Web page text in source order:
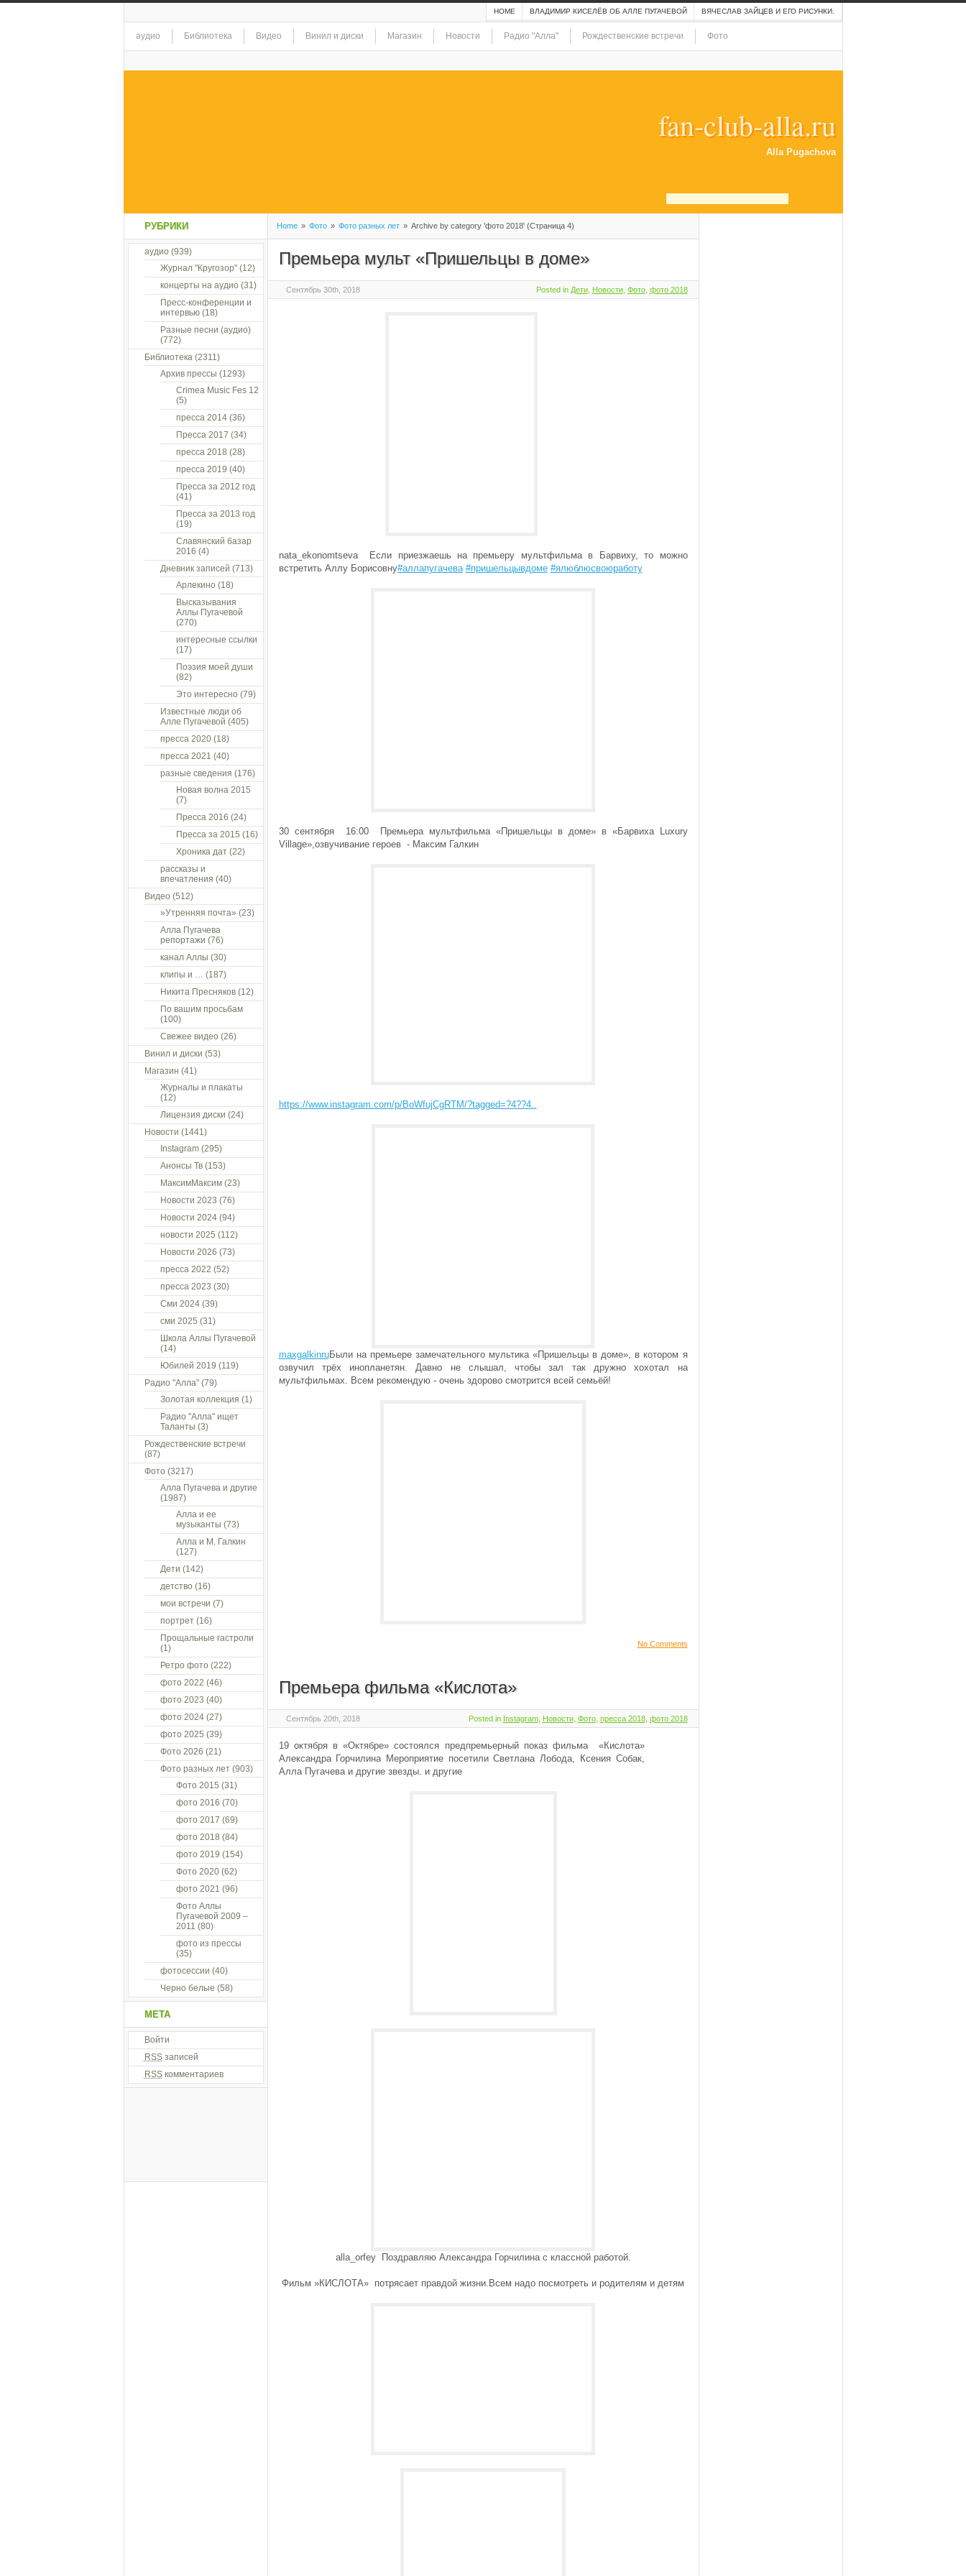
fan-club-alla.ru
Alla Pugachova
HOME ВЛАДИМИР КИСЕЛЁВ ОБ АЛЛЕ ПУГАЧЕВОЙ ВЯЧЕСЛАВ ЗАЙЦЕВ И ЕГО РИСУНКИ.
аудио Библиотека Видео Винил и диски Магазин Новости Радио "Алла" Рождественские встречи Фото
Home » Фото » Фото разных лет » Archive by category 'фото 2018' (Страница 4)
Премьера мульт «Пришельцы в доме»
Сентябрь 30th, 2018 Posted in Дети, Новости, Фото, фото 2018
nata_ekonomtseva Если приезжаешь на премьеру мультфильма в Барвиху, то можно
встретить Аллу Борисовну#аллапугачева #пришельцывдоме #ялюблюсвоюработу
30 сентября 16:00 Премьера мультфильма «Пришельцы в доме» в «Барвиха Luxury
Village»,озвучивание героев - Максим Галкин
https://www.instagram.com/p/BoWfujCgRTM/?tagged=?4??4..
maxgalkinruБыли на премьере замечательного мультика «Пришельцы в доме», в котором я
озвучил трёх инопланетян. Давно не слышал, чтобы зал так дружно хохотал на
мультфильмах. Всем рекомендую - очень здорово смотрится всей семьёй!
No Comments
Премьера фильма «Кислота»
Сентябрь 20th, 2018 Posted in Instagram, Новости, Фото, пресса 2018, фото 2018
19 октября в «Октябре» состоялся предпремьерный показ фильма «Кислота»
Александра Горчилина Мероприятие посетили Светлана Лобода, Ксения Собак,
Алла Пугачева и другие звезды. и другие
alla_orfey Поздравляю Александра Горчилина с классной работой.
Фильм »КИСЛОТА» потрясает правдой жизни.Всем надо посмотреть и родителям и детям
РУБРИКИ
аудио (939)
Журнал "Кругозор"(12)
концерты на аудио (31)
Пресс-конференции и
интервью(18)
Разные песни (аудио)
(772)
Библиотека(2311)
Архив прессы (1293)
Crimea Music Fes 12
(5)
пресса 2014(36)
Пресса 2017 (34)
пресса 2018 (28)
пресса 2019 (40)
Пресса за 2012 год
(41)
Пресса за 2013 год
(19)
Славянский базар
2016 (4)
Дневник записей (713)
Арлекино (18)
Высказывания
Аллы Пугачевой
(270)
интересные ссылки
(17)
Поэзия моей души
(82)
Это интересно (79)
Известные люди об
Алле Пугачевой (405)
пресса 2020(18)
пресса 2021 (40)
разные сведения (176)
Новая волна 2015
(7)
Пресса 2016 (24)
Пресса за 2015 (16)
Хроника дат(22)
рассказы и
впечатления (40)
Видео (512)
»Утренняя почта» (23)
Алла Пугачева
репортажи (76)
канал Аллы (30)
клипы и … (187)
Никита Пресняков(12)
По вашим просьбам
(100)
Свежее видео (26)
Винил и диски (53)
Магазин (41)
Журналы и плакаты
(12)
Лицензия диски (24)
Новости (1441)
Instagram(295)
Анонсы Тв(153)
МаксимМаксим(23)
Новости 2023 (76)
Новости 2024(94)
новости 2025 (112)
Новости 2026 (73)
пресса 2022 (52)
пресса 2023 (30)
Сми 2024(39)
сми 2025 (31)
Школа Аллы Пугачевой
(14)
Юбилей 2019 (119)
Радио "Алла"(79)
Золотая коллекция (1)
Радио "Алла" ищет
Таланты (3)
Рождественские встречи
(87)
Фото (3217)
Алла Пугачева и другие
(1987)
Алла и ее
музыканты (73)
Алла и М. Галкин
(127)
Дети (142)
детство (16)
мои встречи (7)
портрет(16)
Прощальные гастроли
(1)
Ретро фото (222)
фото 2022 (46)
фото 2023 (40)
фото 2024(27)
фото 2025 (39)
Фото 2026 (21)
Фото разных лет(903)
Фото 2015 (31)
фото 2016 (70)
фото 2017 (69)
фото 2018 (84)
фото 2019 (154)
Фото 2020(62)
фото 2021 (96)
Фото Аллы
Пугачевой 2009 –
2011 (80)
фото из прессы
(35)
фотосессии (40)
Черно белые (58)
МЕТА
Войти
RSSзаписей
RSSкомментариев